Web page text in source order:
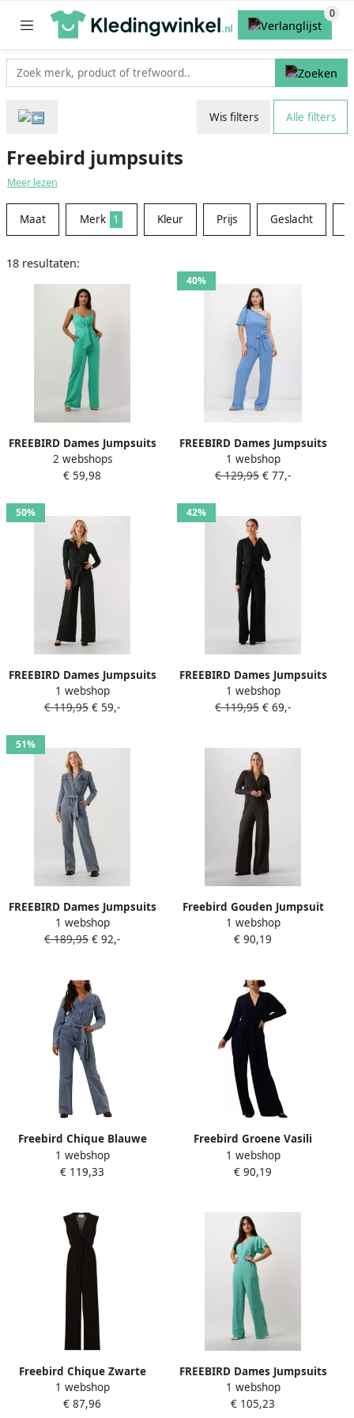
Wis filters Alle filters
Freebird jumpsuits
Meer lezen
Maat Merk 1 Kleur Prijs Geslacht
18 resultaten:
FREEBIRD Dames Jumpsuits
Wv-tencel-linen-23-2 Blauw
2 webshops
€ 59,98
40%
FREEBIRD Dames Jumpsuits
F-jer-pes-crepe-26-1 Blauw
1 webshop
€ 129,95 € 77,-
50%
FREEBIRD Dames Jumpsuits
Vasili 1 Zwart
1 webshop
€ 119,95 € 59,-
42%
FREEBIRD Dames Jumpsuits
Vasili Ls Zwart
1 webshop
€ 119,95 € 69,-
51%
FREEBIRD Dames Jumpsuits
Yael Denim Lichtblauw
1 webshop
€ 189,95 € 92,-
Freebird Gouden Jumpsuit
Vasili voor Dames Yellow
Dames
1 webshop
€ 90,19
Freebird Chique Blauwe
Jumpsuit Josslyn Stijl Blue
Dames
1 webshop
€ 119,33
Freebird Groene Vasili
Jumpsuit Stijlvol Comfort
Blue Dames
1 webshop
€ 90,19
Freebird Chique Zwarte
Jumpsuit Vasili Si Black
Dames
1 webshop
€ 87,96
FREEBIRD Dames Jumpsuits
Aviana Groen
1 webshop
€ 105,23